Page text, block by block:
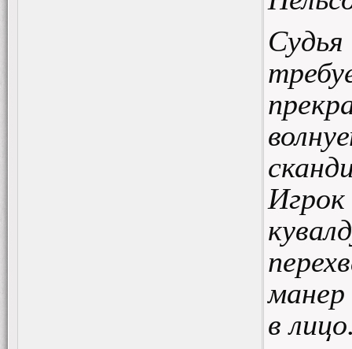
манер
в